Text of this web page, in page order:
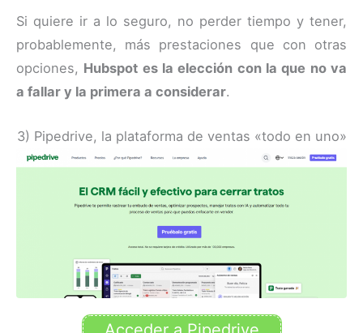
Si quiere ir a lo seguro, no perder tiempo y tener,
probablemente, más prestaciones que con otras
opciones, Hubspot es la elección con la que no va
a fallar y la primera a considerar.
3) Pipedrive, la plataforma de ventas «todo en uno»